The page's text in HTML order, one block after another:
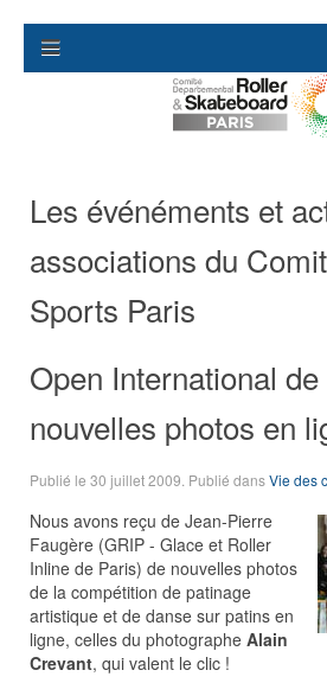
Les événéments et
associations du
Sports Paris
Open International
nouvelles photos en
Publié le 30 juillet 2009 . Publié dansVie des
Nous avons reçu de Jean-Pierre
Faugère (GRIP - Glace et Roller
Inline de Paris) de nouvelles photos
de la compétition de patinage
artistique et de danse sur patins en
ligne, celles du photographe Alain
Crevant, qui valent le clic !